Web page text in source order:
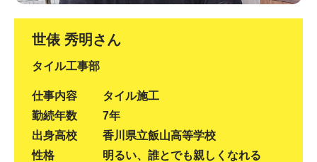
世俵 秀明さん
タイル工事部
仕事内容
タイル施工
勤続年数
7年
出身高校
香川県立飯山高等学校
性格
明るい、誰とでも親しくなれる